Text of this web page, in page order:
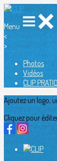
Menu
<
>
Photos
Vidéos
CLIP
Ajoutez un logo,
Cliquez pour